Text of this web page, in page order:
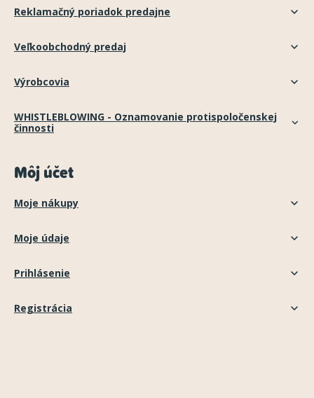
Reklamačný poriadok predajne
Veľkoobchodný predaj
Výrobcovia
WHISTLEBLOWING - Oznamovanie protispoločenskej
činnosti
Môj účet
Moje nákupy
Moje údaje
Prihlásenie
Registrácia